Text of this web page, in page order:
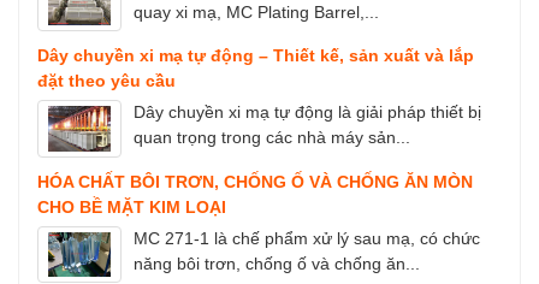
quay xi mạ, MC Plating Barrel,...
Dây chuyền xi mạ tự động – Thiết kế, sản xuất và lắp
đặt theo yêu cầu
Dây chuyền xi mạ tự động là giải pháp thiết bị
quan trọng trong các nhà máy sản...
HÓA CHẤT BÔI TRƠN, CHỐNG Ố VÀ CHỐNG ĂN MÒN
CHO BỀ MẶT KIM LOẠI
MC 271-1 là chế phẩm xử lý sau mạ, có chức
năng bôi trơn, chống ố và chống ăn...